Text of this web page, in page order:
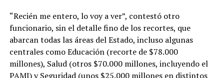
“Recién me entero, lo voy a ver”, contestó otro
funcionario, sin el detalle fino de los recortes, que
abarcan todas las áreas del Estado, incluso algunas
centrales como Educación (recorte de $78.000
millones), Salud (otros $70.000 millones, incluyendo el
PAMI) y Seguridad (unos $25.000 millones en distintos